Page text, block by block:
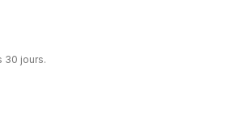
30 jours.